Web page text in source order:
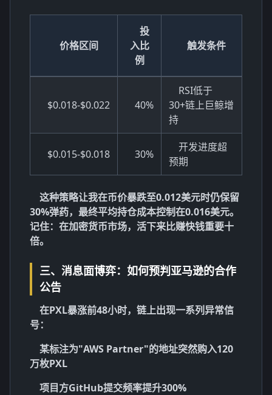
价格区间
投
入比
例
触发条件
$0.018-$0.022 40%
RSI低于
30+链上巨鲸增
持
$0.015-$0.018 30%
开发进度超
预期
这种策略让我在币价暴跌至0.012美元时仍保留
30%弹药，最终平均持仓成本控制在0.016美元。
记住：在加密货币市场，活下来比赚快钱重要十
倍。
三、消息面博弈：如何预判亚马逊的合作
公告
在PXL暴涨前48小时，链上出现一系列异常信
号：
某标注为"AWS Partner"的地址突然购入120
万枚PXL
项目方GitHub提交频率提升300%